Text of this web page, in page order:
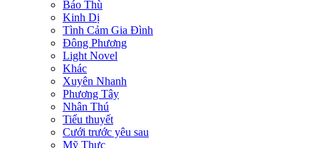
Báo Thù
Kinh Dị
Tình Cảm Gia Đình
Đông Phương
Light Novel
Khác
Xuyên Nhanh
Phương Tây
Nhân Thú
Tiểu thuyết
Cưới trước yêu sau
Mỹ Thực